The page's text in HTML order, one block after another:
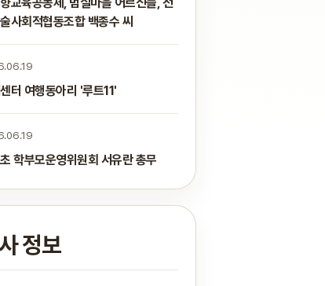
사회적협동조합 백종수 씨
터 여행동아리 '루트11'
학부모운영위원회 서유란 총무
정보